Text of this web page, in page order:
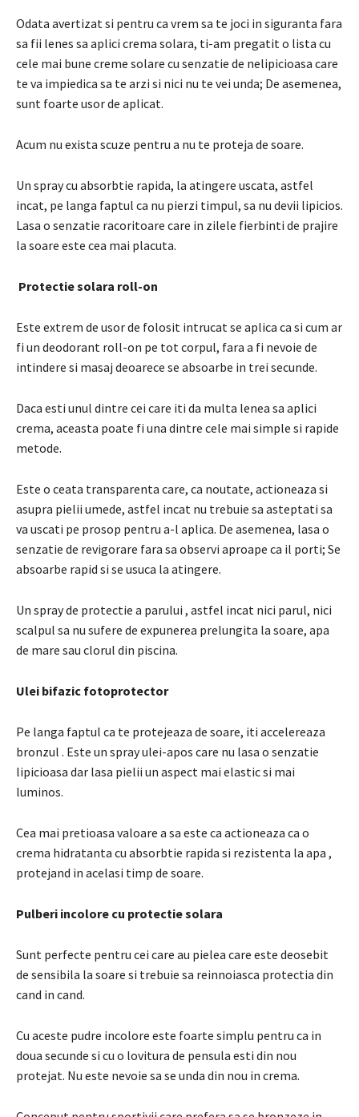
Odata avertizat si pentru ca vrem sa te joci in siguranta fara
sa fii lenes sa aplici crema solara, ti-am pregatit o lista cu
cele mai bune creme solare cu senzatie de nelipicioasa care
te va impiedica sa te arzi si nici nu te vei unda; De asemenea,
sunt foarte usor de aplicat.
Acum nu exista scuze pentru a nu te proteja de soare.
Un spray cu absorbtie rapida, la atingere uscata, astfel
incat, pe langa faptul ca nu pierzi timpul, sa nu devii lipicios.
Lasa o senzatie racoritoare care in zilele fierbinti de prajire
la soare este cea mai placuta.
Protectie solara roll-on
Este extrem de usor de folosit intrucat se aplica ca si cum ar
fi un deodorant roll-on pe tot corpul, fara a fi nevoie de
intindere si masaj deoarece se absoarbe in trei secunde.
Daca esti unul dintre cei care iti da multa lenea sa aplici
crema, aceasta poate fi una dintre cele mai simple si rapide
metode.
Este o ceata transparenta care, ca noutate, actioneaza si
asupra pielii umede, astfel incat nu trebuie sa asteptati sa
va uscati pe prosop pentru a-l aplica. De asemenea, lasa o
senzatie de revigorare fara sa observi aproape ca il porti; Se
absoarbe rapid si se usuca la atingere.
Un spray de protectie a parului , astfel incat nici parul, nici
scalpul sa nu sufere de expunerea prelungita la soare, apa
de mare sau clorul din piscina.
Ulei bifazic fotoprotector
Pe langa faptul ca te protejeaza de soare, iti accelereaza
bronzul . Este un spray ulei-apos care nu lasa o senzatie
lipicioasa dar lasa pielii un aspect mai elastic si mai
luminos.
Cea mai pretioasa valoare a sa este ca actioneaza ca o
crema hidratanta cu absorbtie rapida si rezistenta la apa ,
protejand in acelasi timp de soare.
Pulberi incolore cu protectie solara
Sunt perfecte pentru cei care au pielea care este deosebit
de sensibila la soare si trebuie sa reinnoiasca protectia din
cand in cand.
Cu aceste pudre incolore este foarte simplu pentru ca in
doua secunde si cu o lovitura de pensula esti din nou
protejat. Nu este nevoie sa se unda din nou in crema.